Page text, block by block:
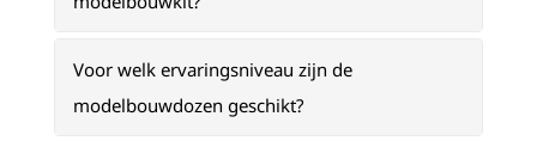
Voor welk ervaringsniveau zijn de
modelbouwdozen geschikt?